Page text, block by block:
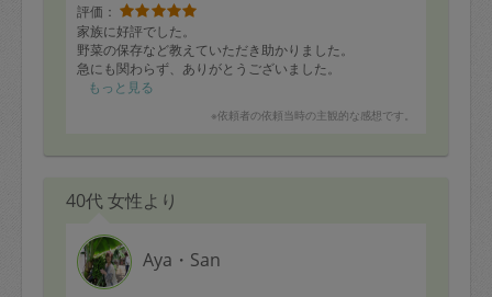
評価：
家族に好評でした。
野菜の保存など教えていただき助かりました。
急にも関わらず、ありがとうございました。
もっと見る
※依頼者の依頼当時の主観的な感想です。
40代 女性より
Aya・San